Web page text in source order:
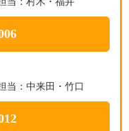
当：中来田・竹口